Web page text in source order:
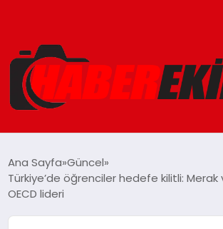
GÜNCEL
Ana Sayfa Güncel
Türkiye’de öğrenciler hedefe kilitli: Merak
OECD lideri